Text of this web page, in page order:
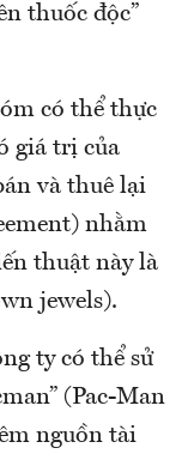
thuốc độc”
có thể thực
giá trị của
và thuê lại
nhằm
thuật này là
jewels).
ty có thể sử
(Pac-Man
nguồn tài